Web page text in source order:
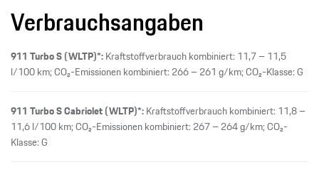
Verbrauchsangaben
911 Turbo S (WLTP)*:Kraftstoffverbrauch kombiniert: 11,7 – 11,5
l/100 km; CO₂-Emissionen kombiniert: 266 – 261 g/km; CO₂-Klasse: G
911 Turbo S Cabriolet (WLTP)*:Kraftstoffverbrauch kombiniert: 11,8 –
11,6 l/100 km; CO₂-Emissionen kombiniert: 267 – 264 g/km; CO₂-
Klasse: G